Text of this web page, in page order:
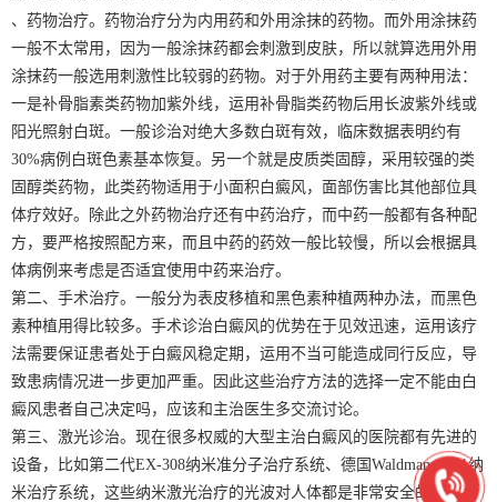
、药物治疗。药物治疗分为内用药和外用涂抹的药物。而外用涂抹药
一般不太常用，因为一般涂抹药都会刺激到皮肤，所以就算选用外用
涂抹药一般选用刺激性比较弱的药物。对于外用药主要有两种用法：
一是补骨脂素类药物加紫外线，运用补骨脂类药物后用长波紫外线或
阳光照射白斑。一般诊治对绝大多数白斑有效，临床数据表明约有
30%病例白斑色素基本恢复。另一个就是皮质类固醇，采用较强的类
固醇类药物，此类药物适用于小面积白癜风，面部伤害比其他部位具
体疗效好。除此之外药物治疗还有中药治疗，而中药一般都有各种配
方，要严格按照配方来，而且中药的药效一般比较慢，所以会根据具
体病例来考虑是否适宜使用中药来治疗。
第二、手术治疗。一般分为表皮移植和黑色素种植两种办法，而黑色
素种植用得比较多。手术诊治白癜风的优势在于见效迅速，运用该疗
法需要保证患者处于白癜风稳定期，运用不当可能造成同行反应，导
致患病情况进一步更加严重。因此这些治疗方法的选择一定不能由白
癜风患者自己决定吗，应该和主治医生多交流讨论。
第三、激光诊治。现在很多权威的大型主治白癜风的医院都有先进的
设备，比如第二代EX-308纳米准分子治疗系统、德国Waldmann_311纳
米治疗系统，这些纳米激光治疗的光波对人体都是非常安全的。传统